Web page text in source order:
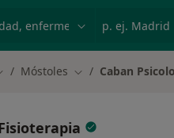
de ciudad
Móstoles Cambiar de ciudad
Caban